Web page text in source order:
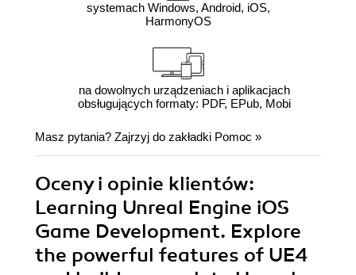
systemach Windows, Android, iOS,
HarmonyOS
na dowolnych urządzeniach i aplikacjach
obsługujących formaty: PDF, EPub, Mobi
Masz pytania? Zajrzyj do zakładki Pomoc »
Oceny i opinie klientów:
Learning Unreal Engine iOS
Game Development. Explore
the powerful features of UE4